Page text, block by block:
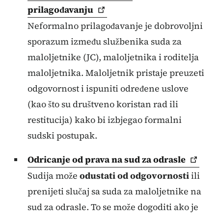
prilagođavanju
Neformalno prilagođavanje je dobrovoljni
sporazum između službenika suda za
maloljetnike (JC), maloljetnika i roditelja
maloljetnika. Maloljetnik pristaje preuzeti
odgovornost i ispuniti određene uslove
(kao što su društveno koristan rad ili
restitucija) kako bi izbjegao formalni
sudski postupak.
Odricanje od prava na sud zaodrasle
Sudija može odustati od odgovornostiili
prenijeti slučaj sa suda za maloljetnike na
sud za odrasle. To se može dogoditi ako je